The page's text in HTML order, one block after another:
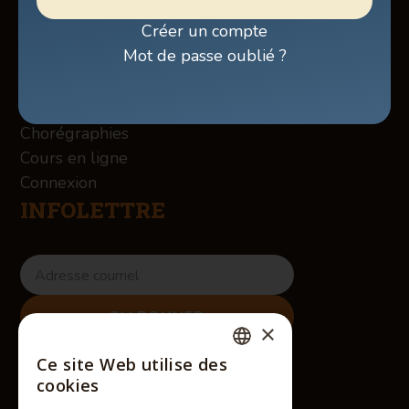
Créer un compte
Mot de passe oublié ?
Billetterie
À propos des Winslow
Contact
Chorégraphies
Cours en ligne
Connexion
INFOLETTRE
RÉSEAUX SOCIAUX
×
Ce site Web utilise des
cookies